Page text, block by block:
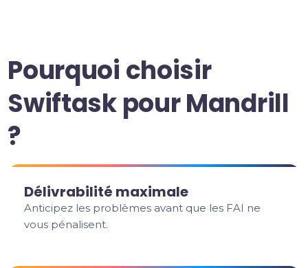
Pourquoi choisir
Swiftask pour Mandrill
?
Délivrabilité maximale
Anticipez les problèmes avant que les FAI ne
vous pénalisent.